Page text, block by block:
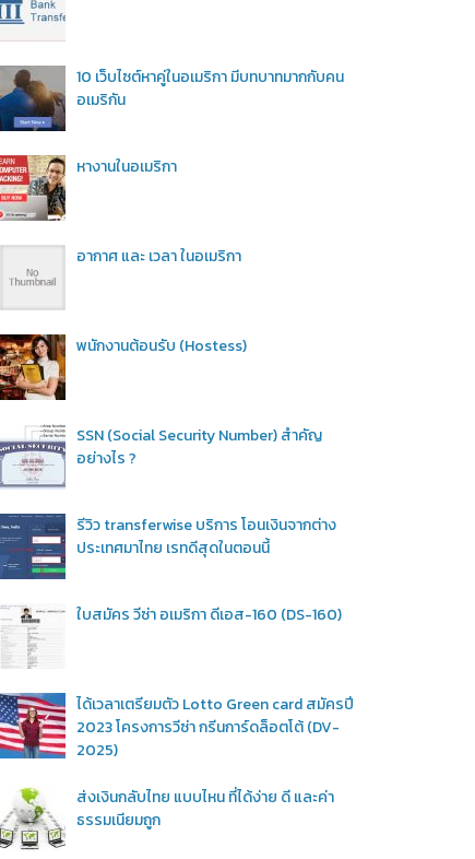
10 เว็บไซต์หาคู่ในอเมริกา มีบทบาทมากกับคน
อเมริกัน
หางานในอเมริกา
อากาศ และ เวลา ในอเมริกา
พนักงานต้อนรับ (Hostess)
SSN (Social Security Number) สำคัญ
อย่างไร ?
รีวิว transferwise บริการ โอนเงินจากต่าง
ประเทศมาไทย เรทดีสุดในตอนนี้
ใบสมัคร วีซ่า อเมริกา ดีเอส-160 (DS-160)
ได้เวลาเตรียมตัว Lotto Green card สมัครปี
2023 โครงการวีซ่า กรีนการ์ดล็อตโต้ (DV-
2025)
ส่งเงินกลับไทย แบบไหน ที่ได้ง่าย ดี และค่า
ธรรมเนียมถูก